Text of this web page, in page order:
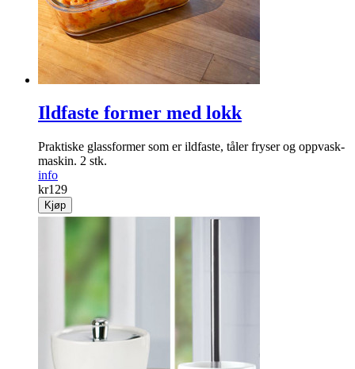
Ildfaste former med lokk
Praktiske glass­former som er ildfaste, tåler fryser og oppvask­
maskin. 2 stk.
info
kr129
Kjøp